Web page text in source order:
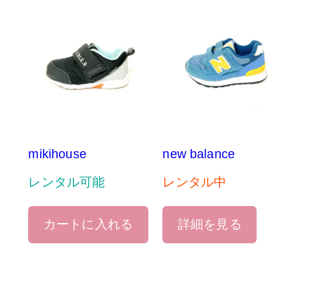
mikihouse
レンタル可能
カートに入れる
new balance
レンタル中
詳細を見る